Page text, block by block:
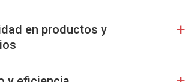
en productos y
+